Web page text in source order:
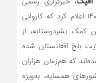
قزاقستان روز پنجشنبه ۲۸ حمل ۱۴۰۴ اعلام کرد که کاروانی
از ۳۶ لاری حامل ۲۲۰۰ تُن کمک بشردوستانه، از
بلخ افغانستان شده
که هم‌زمان هزاران
همسایه، به‌ویژه